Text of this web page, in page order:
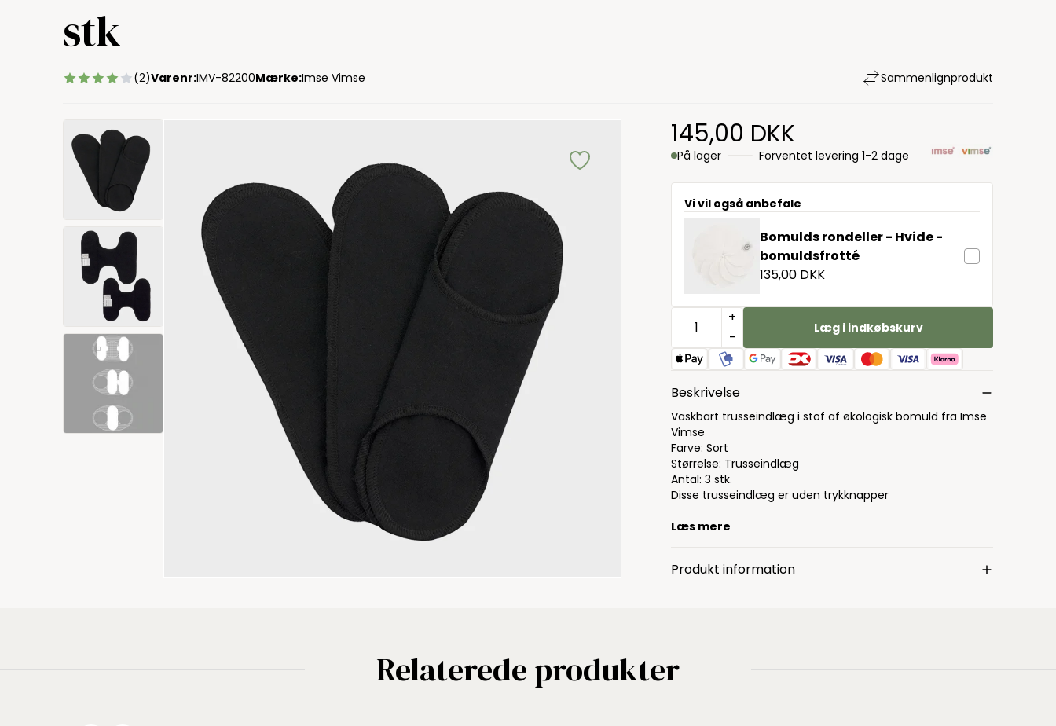
stk
(2)Varenr:IMV-82200Mærke:Imse Vimse Sammenlignprodukt
145,00 DKK
På lager Forventet levering 1-2 dage
Vi vil også anbefale
Bomulds rondeller - Hvide -
bomuldsfrotté
135,00 DKK
+
-
Læg i indkøbskurv
Beskrivelse
Vaskbart trusseindlæg i stof af økologisk bomuld fra Imse
Vimse
Farve: Sort
Størrelse: Trusseindlæg
Antal: 3 stk.
Disse trusseindlæg er uden trykknapper
Læs mere
Produkt information
Relaterede produkter